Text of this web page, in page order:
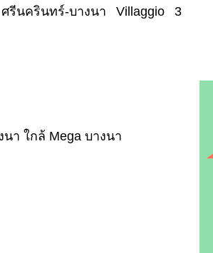
นครินทร์-บางนา Villaggio 3
า ใกล้ Mega บางนา